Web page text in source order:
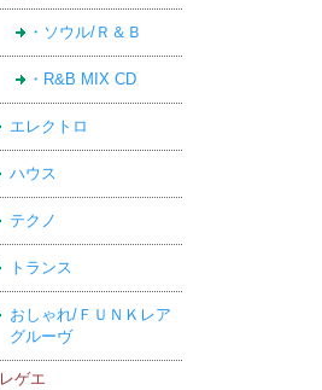
・ソウル/Ｒ＆Ｂ
・R&B MIX CD
エレクトロ
ハウス
テクノ
トランス
おしゃれ/ＦＵＮＫレア
グルーヴ
レゲエ